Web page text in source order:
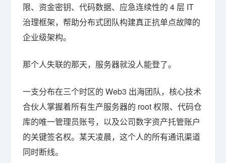
限、资金密钥、代码数据、应急连续性的 4 层 IT
治理框架，帮助分布式团队构建真正抗单点故障的
企业级架构。
那个人失联的那天，服务器就没人能登了。
一支分布在三个时区的 Web3 出海团队，核心技术
合伙人掌握着所有生产服务器的 root 权限、代码仓
库的唯一管理员账号，以及公司数字资产托管账户
的关键签名权。某天凌晨，这个人的所有通讯渠道
同时断线。